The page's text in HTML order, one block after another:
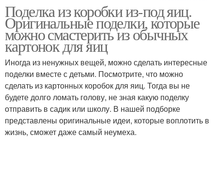
Подарочная коробка Лайфхаки из коробок
Поделки из молочных
коробок
Поделки из молочных
пакетов
Поделки из коробок Лайфхак от коробки
Поделка из коробки из-под яиц.
Оригинальные поделки, которые
можно смастерить из обычных
картонок для яиц
Иногда из ненужных вещей, можно сделать интересные
поделки вместе с детьми. Посмотрите, что можно
сделать из картонных коробок для яиц. Тогда вы не
будете долго ломать голову, не зная какую поделку
отправить в садик или школу. В нашей подборке
представлены оригинальные идеи, которые воплотить в
жизнь, сможет даже самый неумеха.